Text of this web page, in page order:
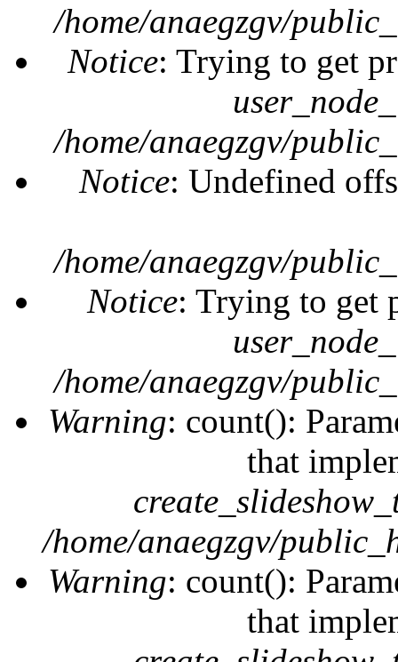
/home/anaegzgv/
Notice: Trying to get
/home/anaegzgv/
Notice: Undefined
/home/anaegzgv/
Notice: Trying to get
/home/anaegzgv/
Warning: count():
that
/home/anaegzgv/
Warning: count():
that